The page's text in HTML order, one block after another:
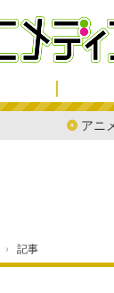
アニ
› 記事